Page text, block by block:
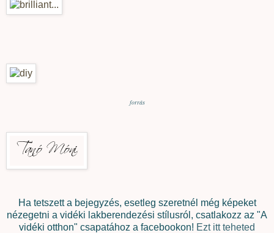
forrás
Ha tetszett a bejegyzés, esetleg szeretnél még képeket
nézegetni a vidéki lakberendezési stílusról, csatlakozz az "A
vidéki otthon" csapatához a facebookon! Ezt itt teheted